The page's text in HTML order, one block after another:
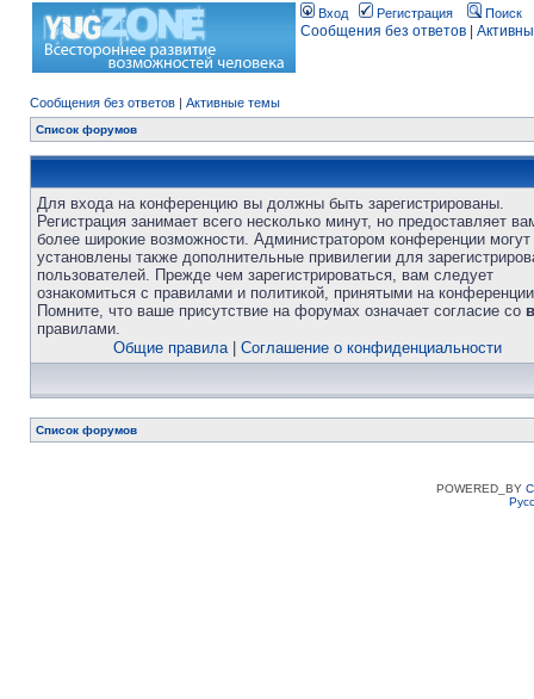
Вход Регистрация Поиск
Сообщения без ответов
Сообщения без ответов | Активные темы
Список форумов
Для входа на конференцию вы должны быть зарегистрированы.
Регистрация занимает всего несколько минут, но предоставляет
более широкие возможности. Администратором конференции
установлены также дополнительные привилегии для
пользователей. Прежде чем зарегистрироваться, вам следует
ознакомиться с правилами и политикой, принятыми на
Помните, что ваше присутствие на форумах означает согласие со
правилами.
Общие правила| Соглашение о конфиденциальности
Список форумов
POWERED_BY